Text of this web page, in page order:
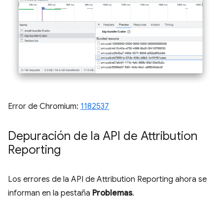
Error de Chromium: 1182537
Depuración de la API de Attribution
Reporting
Los errores de la API de Attribution Reporting ahora se
informan en la pestaña Problemas.